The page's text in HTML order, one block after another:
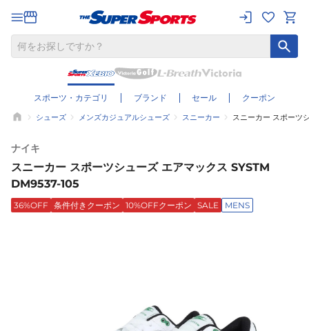
スポーツ・カテゴリ ブランド セール クーポン
シューズ メンズカジュアルシューズ スニーカー スニーカー スポーツ
ナイキ
スニーカー スポーツシューズ エアマックス SYSTM
DM9537-105
36%OFF 条件付きクーポン 10%OFFクーポン SALE MENS